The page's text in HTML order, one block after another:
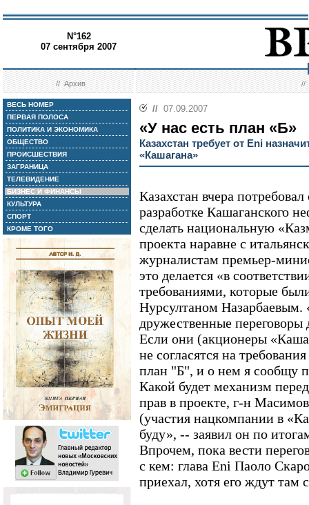
N°162
07 сентября 2007
//Архив //
ВЕСЬ НОМЕР
ПЕРВАЯ ПОЛОСА
ПОЛИТИКА И ЭКОНОМИКА
ОБЩЕСТВО
ПРОИСШЕСТВИЯ
ЗАГРАНИЦА
ТЕЛЕВИДЕНИЕ
БИЗНЕС И ФИНАНСЫ
КУЛЬТУРА
СПОРТ
КРОМЕ ТОГО
// 07.09.2007
«У нас есть план «Б»
Казахстан требует от Eni
«Кашагана»
Казахстан вчера
разработке Кашаганского
сделать национальную
проекта наравне с
журналистам премьер-
это делается «в
требованиями, которые
Нурсултаном Назарбаевым.
дружественные
Если они (акционеры
не согласятся на
план "Б", и о нем я сообщу
Какой будет механизм
прав в проекте, г-н
(участия нацкомпании в
буду», -- заявил он по
Впрочем, пока вести
с кем: глава Eni Паоло
приехал, хотя его ждут там